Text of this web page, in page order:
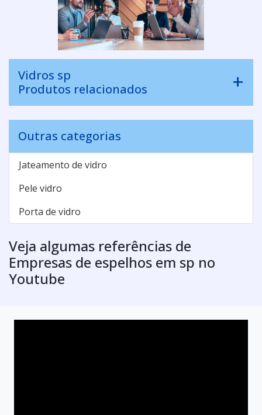
Vidros sp
Produtos relacionados
Outras categorias
Jateamento de vidro
Pele vidro
Porta de vidro
Veja algumas referências de
Empresas de espelhos em sp no
Youtube